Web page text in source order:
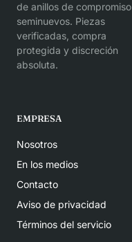
de anillos de compromiso
seminuevos. Piezas
verificadas, compra
protegida y discreción
absoluta.
EMPRESA
Nosotros
En los medios
Contacto
Aviso de privacidad
Términos del servicio